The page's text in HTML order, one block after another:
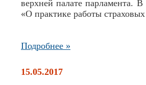
верхней палате парламента.
«О практике работы
Подробнее »
15.05.2017